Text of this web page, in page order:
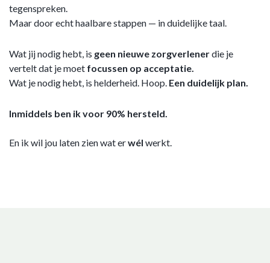
tegenspreken.
Maar door echt haalbare stappen — in duidelijke taal.
Wat jij nodig hebt, is geen nieuwe zorgverlenerdie je
vertelt dat je moet focussen op acceptatie.
Wat je nodig hebt, is helderheid. Hoop. Een duidelijk plan.
Inmiddels ben ik voor 90% hersteld.
En ik wil jou laten zien wat erwél werkt.